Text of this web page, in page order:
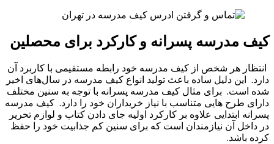
کیف مدرسه پسرانه و کارکرد برای محصلین
انتظار هر شخص از کیف مدرسه خود رابطه مستقیمی با کاربرد آن
دارد. این دلیل ساده باعث تولید انواع کیف مدرسه در سال‌های اخیر
شده است. برای مثال کیف مدرسه پسرانه با توجه به سنین مختلف
دارای طرح هایی متناسب با نیاز خریداران خود را دارد. کیف مدرسه
پسرانه ابتدایی علاوه بر کارکرد اولیه جای دادن کتاب و لوازم تحریر
در داخل آن نیازمندان است که برای سنین کم جذابیت خود را حفظ
کرده باشد.